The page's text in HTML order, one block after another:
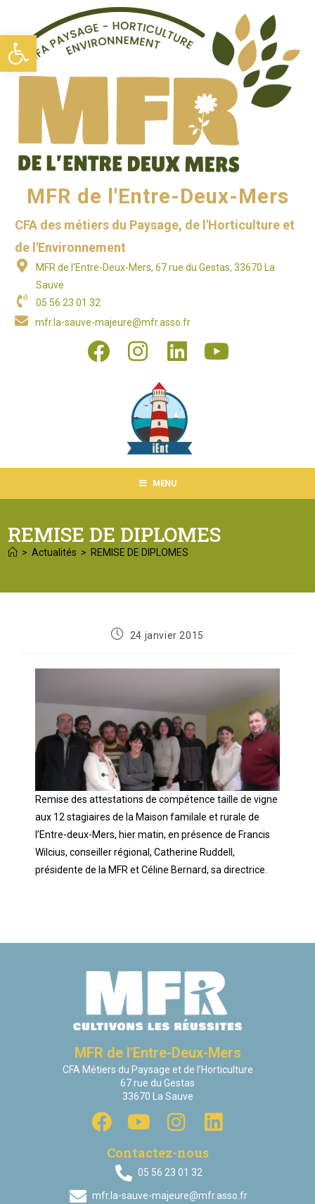
Ouvrir la barre d’outils
MFR de l'Entre-Deux-Mers
CFA des métiers du Paysage, de l'Horticulture et
de l'Environnement
MFR de l'Entre-Deux-Mers, 67 rue du Gestas, 33670 La
Sauve
05 56 23 01 32
mfr.la-sauve-majeure@mfr.asso.fr
MENU
REMISE DE DIPLOMES
> Actualités > REMISE DE DIPLOMES
24 janvier 2015
Remise des attestations de compétence taille de vigne
aux 12 stagiaires de la Maison familale et rurale de
l’Entre-deux-Mers, hier matin, en présence de Francis
Wilcius, conseiller régional, Catherine Ruddell,
présidente de la MFR et Céline Bernard, sa directrice.
MFR de l'Entre-Deux-Mers
CFA Métiers du Paysage et de l’Horticulture
67 rue du Gestas
33670 La Sauve
Contactez-nous
05 56 23 01 32
mfr.la-sauve-majeure@mfr.asso.fr